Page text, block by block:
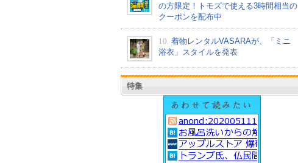
の方限定！トモズで使える3時間相当の
クーポンを配布中
10. 着物レンタルVASARAが、「ミニ
浴衣」スタイルを発表
特集